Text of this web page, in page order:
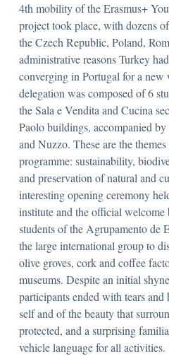
4th mobility of the Erasmus+
project took place, with dozens
the Czech Republic, Poland,
administrative reasons Turkey
converging in Portugal for a
delegation was composed of 6
the Sala e Vendita and Cucina
Paolo buildings, accompanied
and Nuzzo. These are the
programme: sustainability,
and preservation of natural and
interesting opening ceremony
institute and the official welcome
students of the Agrupamento de
the large international group to
olive groves, cork and coffee
museums. Despite an initial
participants ended with tears and
self and of the beauty that
protected, and a surprising
vehicle language for all